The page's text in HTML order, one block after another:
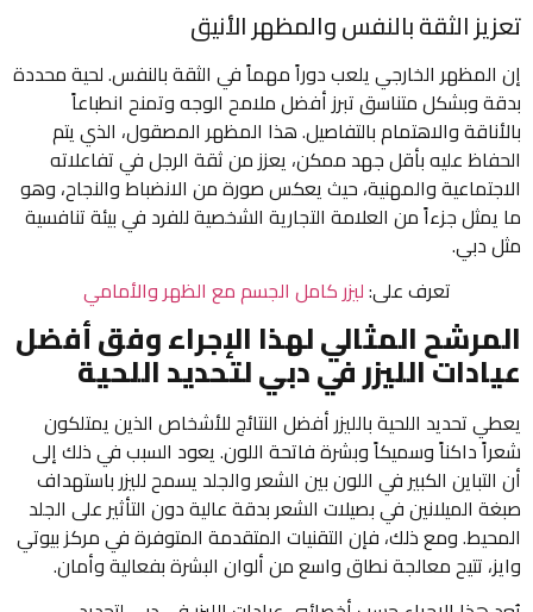
تعزيز الثقة بالنفس والمظهر الأنيق
إن المظهر الخارجي يلعب دوراً مهماً في الثقة بالنفس. لحية محددة
بدقة وبشكل متناسق تبرز أفضل ملامح الوجه وتمنح انطباعاً
بالأناقة والاهتمام بالتفاصيل. هذا المظهر المصقول، الذي يتم
الحفاظ عليه بأقل جهد ممكن، يعزز من ثقة الرجل في تفاعلاته
الاجتماعية والمهنية، حيث يعكس صورة من الانضباط والنجاح، وهو
ما يمثل جزءاً من العلامة التجارية الشخصية للفرد في بيئة تنافسية
مثل دبي.
تعرف على:ليزر كامل الجسم مع الظهر والأمامي
المرشح المثالي لهذا الإجراء وفق أفضل
عيادات الليزر في دبي لتحديد اللحية
يعطي تحديد اللحية بالليزر أفضل النتائج للأشخاص الذين يمتلكون
شعراً داكناً وسميكاً وبشرة فاتحة اللون. يعود السبب في ذلك إلى
أن التباين الكبير في اللون بين الشعر والجلد يسمح لليزر باستهداف
صبغة الميلانين في بصيلات الشعر بدقة عالية دون التأثير على الجلد
المحيط. ومع ذلك، فإن التقنيات المتقدمة المتوفرة في مركز بيوتي
وايز، تتيح معالجة نطاق واسع من ألوان البشرة بفعالية وأمان.